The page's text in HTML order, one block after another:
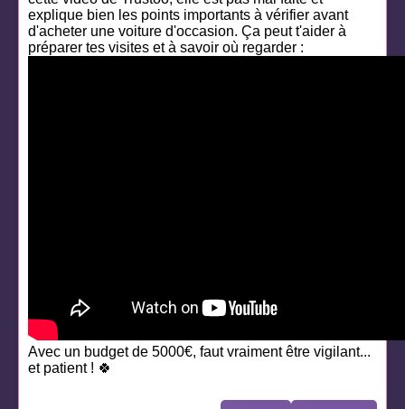
explique bien les points importants à vérifier avant
d'acheter une voiture d'occasion. Ça peut t'aider à
préparer tes visites et à savoir où regarder :
Avec un budget de 5000€, faut vraiment être vigilant...
et patient ! 🍀